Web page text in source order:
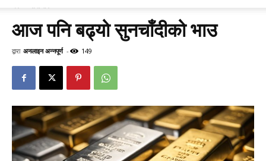
घर समाचार
आज पनि बढ्यो सुनचाँदीको भाउ
द्वारा अनलाइन अन्नपूर्ण - 149